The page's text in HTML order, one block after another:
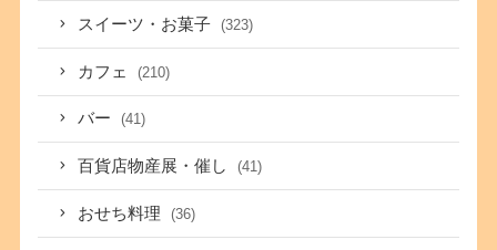
スイーツ・お菓子 (323)
カフェ (210)
バー (41)
百貨店物産展・催し (41)
おせち料理 (36)